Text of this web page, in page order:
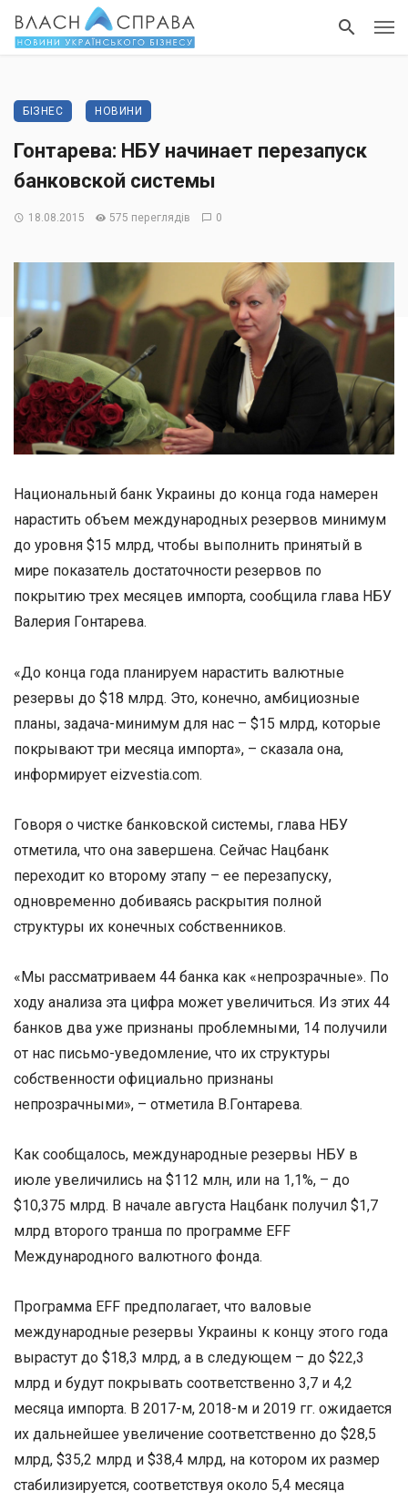
БІЗНЕС НОВИНИ
Гонтарева: НБУ начинает перезапуск
банковской системы
18.08.2015 575 переглядів 0
Национальный банк Украины до конца года намерен
нарастить объем международных резервов минимум
до уровня $15 млрд, чтобы выполнить принятый в
мире показатель достаточности резервов по
покрытию трех месяцев импорта, сообщила глава НБУ
Валерия Гонтарева.
«До конца года планируем нарастить валютные
резервы до $18 млрд. Это, конечно, амбициозные
планы, задача-минимум для нас – $15 млрд, которые
покрывают три месяца импорта», – сказала она,
информирует еizvestia.com.
Говоря о чистке банковской системы, глава НБУ
отметила, что она завершена. Сейчас Нацбанк
переходит ко второму этапу – ее перезапуску,
одновременно добиваясь раскрытия полной
структуры их конечных собственников.
«Мы рассматриваем 44 банка как «непрозрачные». По
ходу анализа эта цифра может увеличиться. Из этих 44
банков два уже признаны проблемными, 14 получили
от нас письмо-уведомление, что их структуры
собственности официально признаны
непрозрачными», – отметила В.Гонтарева.
Как сообщалось, международные резервы НБУ в
июле увеличились на $112 млн, или на 1,1%, – до
$10,375 млрд. В начале августа Нацбанк получил $1,7
млрд второго транша по программе EFF
Международного валютного фонда.
Программа EFF предполагает, что валовые
международные резервы Украины к концу этого года
вырастут до $18,3 млрд, а в следующем – до $22,3
млрд и будут покрывать соответственно 3,7 и 4,2
месяца импорта. В 2017-м, 2018-м и 2019 гг. ожидается
их дальнейшее увеличение соответственно до $28,5
млрд, $35,2 млрд и $38,4 млрд, на котором их размер
стабилизируется, соответствуя около 5,4 месяца